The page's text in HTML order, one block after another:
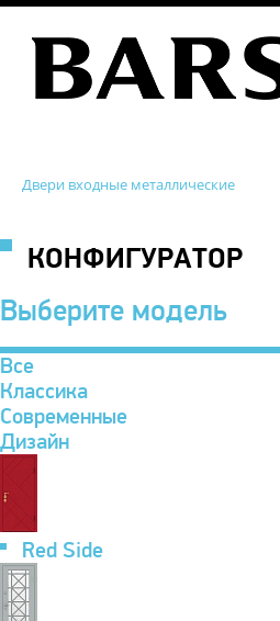
Двери входные металлические
КОНФИГУРАТОР
Выберите модель
Все
Классика
Современные
Дизайн
Red Side